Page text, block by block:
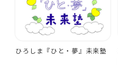
ひろしま『ひと・夢』未来塾